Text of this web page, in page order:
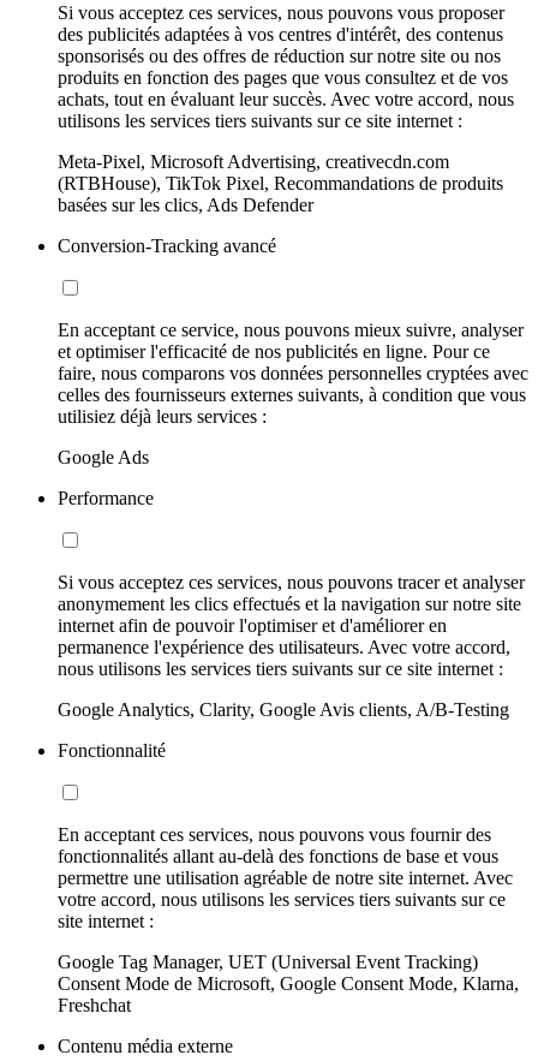
Si vous acceptez ces services, nous pouvons vous proposer
des publicités adaptées à vos centres d'intérêt, des contenus
sponsorisés ou des offres de réduction sur notre site ou nos
produits en fonction des pages que vous consultez et de vos
achats, tout en évaluant leur succès. Avec votre accord, nous
utilisons les services tiers suivants sur ce site internet :
Meta-Pixel, Microsoft Advertising, creativecdn.com
(RTBHouse), TikTok Pixel, Recommandations de produits
basées sur les clics, Ads Defender
Conversion-Tracking avancé
En acceptant ce service, nous pouvons mieux suivre, analyser
et optimiser l'efficacité de nos publicités en ligne. Pour ce
faire, nous comparons vos données personnelles cryptées avec
celles des fournisseurs externes suivants, à condition que vous
utilisiez déjà leurs services :
Google Ads
Performance
Si vous acceptez ces services, nous pouvons tracer et analyser
anonymement les clics effectués et la navigation sur notre site
internet afin de pouvoir l'optimiser et d'améliorer en
permanence l'expérience des utilisateurs. Avec votre accord,
nous utilisons les services tiers suivants sur ce site internet :
Google Analytics, Clarity, Google Avis clients, A/B-Testing
Fonctionnalité
En acceptant ces services, nous pouvons vous fournir des
fonctionnalités allant au-delà des fonctions de base et vous
permettre une utilisation agréable de notre site internet. Avec
votre accord, nous utilisons les services tiers suivants sur ce
site internet :
Google Tag Manager, UET (Universal Event Tracking)
Consent Mode de Microsoft, Google Consent Mode, Klarna,
Freshchat
Contenu média externe